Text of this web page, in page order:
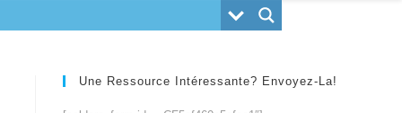
Une Ressource Intéressante? Envoyez-La!